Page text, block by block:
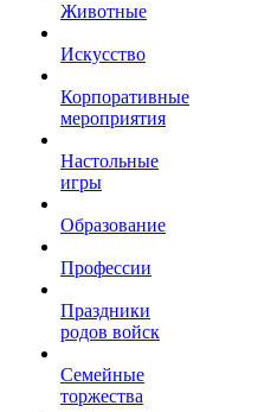
Животные
Искусство
Корпоративные
мероприятия
Настольные
игры
Образование
Профессии
Праздники
родов войск
Семейные
торжества